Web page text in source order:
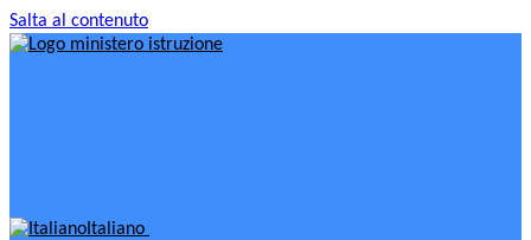
Salta al contenuto
Italiano